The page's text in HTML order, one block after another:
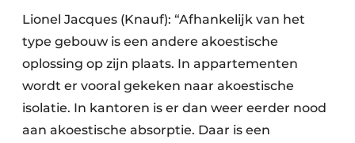
Lionel Jacques (Knauf): “Afhankelijk van het
type gebouw is een andere akoestische
oplossing op zijn plaats. In appartementen
wordt er vooral gekeken naar akoestische
isolatie. In kantoren is er dan weer eerder nood
aan akoestische absorptie. Daar is een